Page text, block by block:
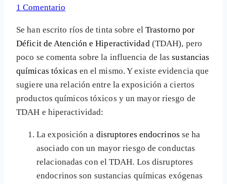
1 Comentario
Se han escrito ríos de tinta sobre el Trastorno por
Déficit de Atención e Hiperactividad(TDAH), pero
poco se comenta sobre la influencia de lassustancias
químicas tóxicas en el mismo. Y existe evidencia que
sugiere una relación entre la exposición a ciertos
productos químicos tóxicos y un mayor riesgo de
TDAH e hiperactividad:
La exposición a disruptores endocrinos se ha
asociado con un mayor riesgo de conductas
relacionadas con el TDAH. Los disruptores
endocrinos son sustancias químicas exógenas